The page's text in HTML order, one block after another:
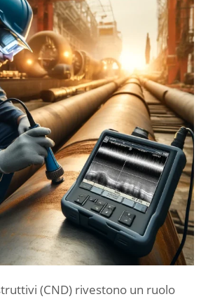
(CND) rivestono un ruolo